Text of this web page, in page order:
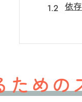
依
自
ス
依存か
ス
ため